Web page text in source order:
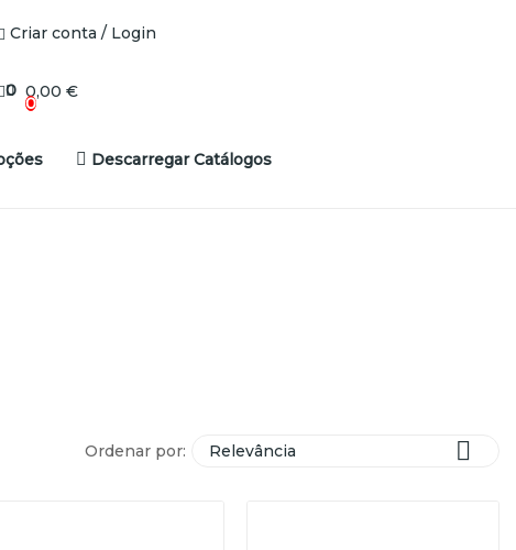
Criar conta / Login
0 0,00 €
0
Descarregar Catálogos
Ordenar por: Relevância 